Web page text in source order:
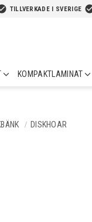
TILLVERKADE I SVERIGE
KOMPAKTLAMINAT
DISKHOAR